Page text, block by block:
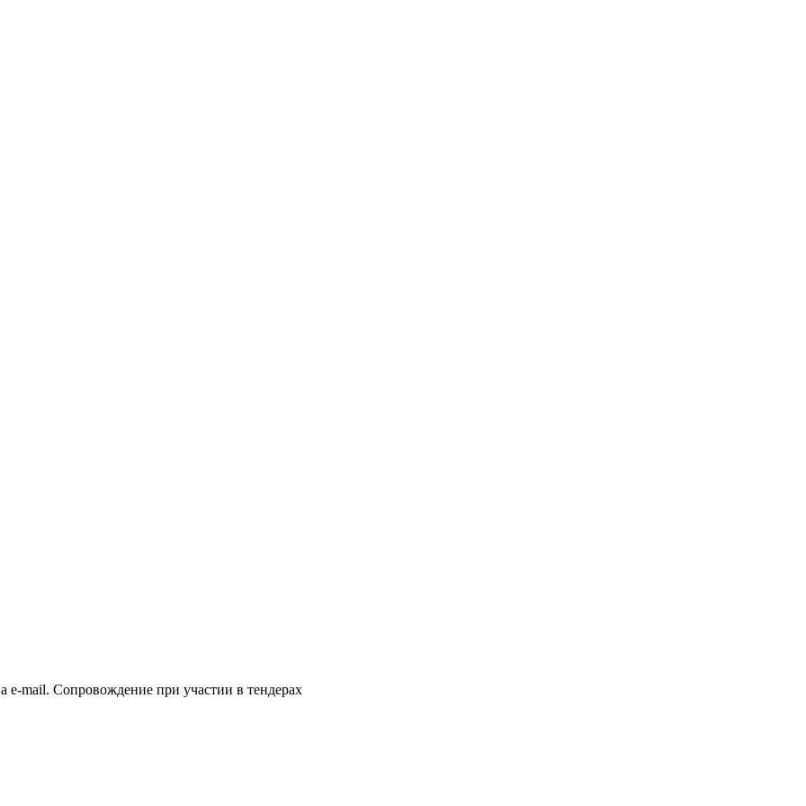
e-mail. Сопровождение при участии в тендерах